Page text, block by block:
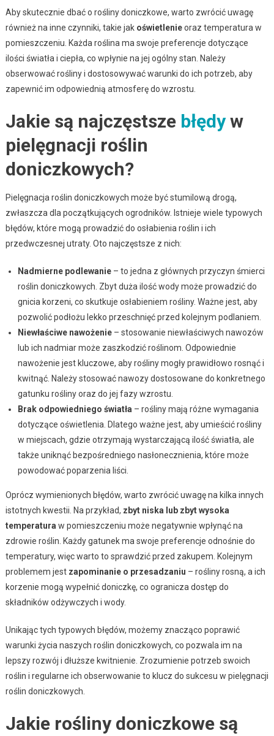
Aby skutecznie dbać o rośliny doniczkowe, warto zwrócić uwagę
również na inne czynniki, takie jak oświetlenieoraz temperatura w
pomieszczeniu. Każda roślina ma swoje preferencje dotyczące
ilości światła i ciepła, co wpłynie na jej ogólny stan. Należy
obserwować rośliny i dostosowywać warunki do ich potrzeb, aby
zapewnić im odpowiednią atmosferę do wzrostu.
Jakie są najczęstsze błędyw
pielęgnacji roślin
doniczkowych?
Pielęgnacja roślin doniczkowych może być stumilową drogą,
zwłaszcza dla początkujących ogrodników. Istnieje wiele typowych
błędów, które mogą prowadzić do osłabienia roślin i ich
przedwczesnej utraty. Oto najczęstsze z nich:
Nadmierne podlewanie– to jedna z głównych przyczyn śmierci
roślin doniczkowych. Zbyt duża ilość wody może prowadzić do
gnicia korzeni, co skutkuje osłabieniem rośliny. Ważne jest, aby
pozwolić podłożu lekko przeschnięć przed kolejnym podlaniem.
Niewłaściwe nawożenie– stosowanie niewłaściwych nawozów
lub ich nadmiar może zaszkodzić roślinom. Odpowiednie
nawożenie jest kluczowe, aby rośliny mogły prawidłowo rosnąć i
kwitnąć. Należy stosować nawozy dostosowane do konkretnego
gatunku rośliny oraz do jej fazy wzrostu.
Brak odpowiedniego światła – rośliny mają różne wymagania
dotyczące oświetlenia. Dlatego ważne jest, aby umieścić rośliny
w miejscach, gdzie otrzymają wystarczającą ilość światła, ale
także uniknąć bezpośredniego nasłonecznienia, które może
powodować poparzenia liści.
Oprócz wymienionych błędów, warto zwrócić uwagę na kilka innych
istotnych kwestii. Na przykład, zbyt niska lub zbyt wysoka
temperatura w pomieszczeniu może negatywnie wpłynąć na
zdrowie roślin. Każdy gatunek ma swoje preferencje odnośnie do
temperatury, więc warto to sprawdzić przed zakupem. Kolejnym
problemem jest zapominanie o przesadzaniu – rośliny rosną, a ich
korzenie mogą wypełnić doniczkę, co ogranicza dostęp do
składników odżywczych i wody.
Unikając tych typowych błędów, możemy znacząco poprawić
warunki życia naszych roślin doniczkowych, co pozwala im na
lepszy rozwój i dłuższe kwitnienie. Zrozumienie potrzeb swoich
roślin i regularne ich obserwowanie to klucz do sukcesu w pielęgnacji
roślin doniczkowych.
Jakie rośliny doniczkowe są